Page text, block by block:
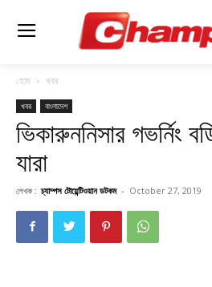
হোম খবর
খবর বাংলাদেশ
ভিকারুননিসার গভর্নিং
যারা
লেখক : চ্যাম্পস টোয়েন্টিওয়ান ডটকম - October 27, 2019